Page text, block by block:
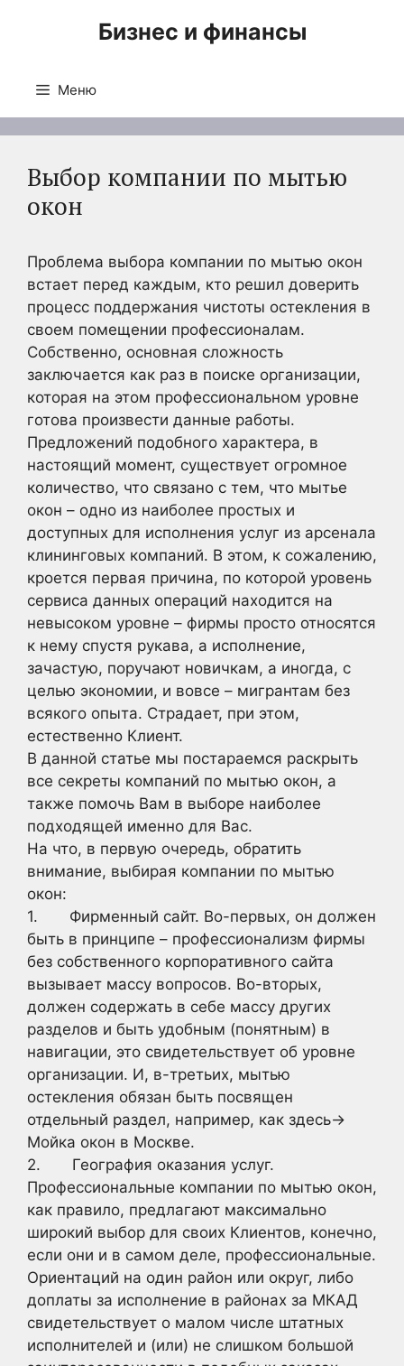
Бизнес и финансы
Меню
Выбор компании по мытью
окон
Проблема выбора компании по мытью окон
встает перед каждым, кто решил доверить
процесс поддержания чистоты остекления в
своем помещении профессионалам.
Собственно, основная сложность
заключается как раз в поиске организации,
которая на этом профессиональном уровне
готова произвести данные работы.
Предложений подобного характера, в
настоящий момент, существует огромное
количество, что связано с тем, что мытье
окон – одно из наиболее простых и
доступных для исполнения услуг из арсенала
клининговых компаний. В этом, к сожалению,
кроется первая причина, по которой уровень
сервиса данных операций находится на
невысоком уровне – фирмы просто относятся
к нему спустя рукава, а исполнение,
зачастую, поручают новичкам, а иногда, с
целью экономии, и вовсе – мигрантам без
всякого опыта. Страдает, при этом,
естественно Клиент.
В данной статье мы постараемся раскрыть
все секреты компаний по мытью окон, а
также помочь Вам в выборе наиболее
подходящей именно для Вас.
На что, в первую очередь, обратить
внимание, выбирая компании по мытью
окон:
1. Фирменный сайт. Во-первых, он должен
быть в принципе – профессионализм фирмы
без собственного корпоративного сайта
вызывает массу вопросов. Во-вторых,
должен содержать в себе массу других
разделов и быть удобным (понятным) в
навигации, это свидетельствует об уровне
организации. И, в-третьих, мытью
остекления обязан быть посвящен
отдельный раздел, например, как здесь->
Мойка окон в Москве.
2. География оказания услуг.
Профессиональные компании по мытью окон,
как правило, предлагают максимально
широкий выбор для своих Клиентов, конечно,
если они и в самом деле, профессиональные.
Ориентаций на один район или округ, либо
доплаты за исполнение в районах за МКАД
свидетельствует о малом числе штатных
исполнителей и (или) не слишком большой